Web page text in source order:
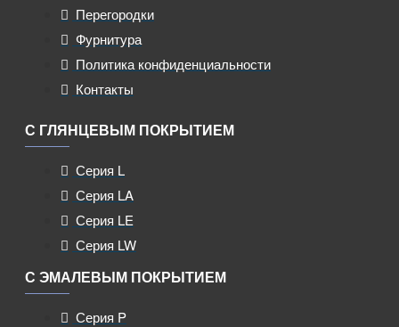
Перегородки
Фурнитура
Политика конфиденциальности
Контакты
С ГЛЯНЦЕВЫМ ПОКРЫТИЕМ
Серия L
Серия LA
Серия LE
Серия LW
С ЭМАЛЕВЫМ ПОКРЫТИЕМ
Серия P